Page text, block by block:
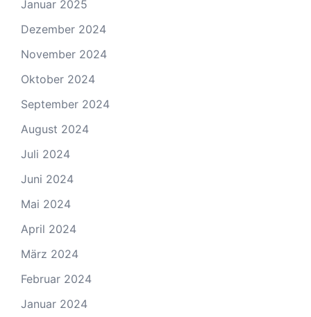
Januar 2025
Dezember 2024
November 2024
Oktober 2024
September 2024
August 2024
Juli 2024
Juni 2024
Mai 2024
April 2024
März 2024
Februar 2024
Januar 2024